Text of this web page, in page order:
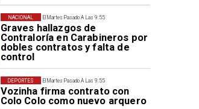
El Martes Pasado A Las 9:55
Graves hallazgos de
Contraloría en Carabineros por
dobles contratos y falta de
control
NACIONAL
El Martes Pasado A Las 9:55
Vozinha firma contrato con
Colo Colo como nuevo arquero
DEPORTES